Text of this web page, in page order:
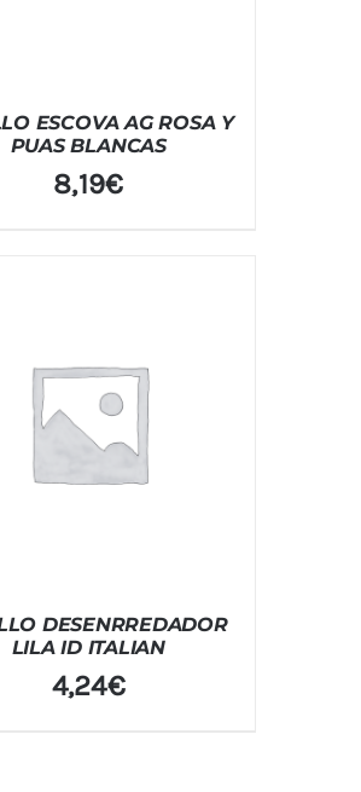
ESCOVA AG ROSA Y
PUAS BLANCAS
8,19€
DESENRREDADOR
LILA ID ITALIAN
4,24€